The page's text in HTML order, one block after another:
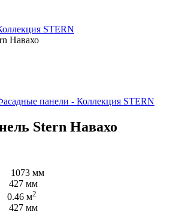
STERN
Навахо
панели - Коллекция STERN
Stern Навахо
мм
427 мм
0.46 м2
427 мм